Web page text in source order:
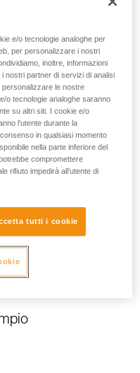
e/o tecnologie analoghe per
per personalizzare i nostri
inoltre, informazioni
i nostri partner di servizi di analisi
personalizzare le nostre
o tecnologie analoghe saranno
su altri siti. I cookie e/o
l’utente durante la
in qualsiasi momento
nella parte inferiore del
compromettere
rifiuto impedirà all’utente di
tutti i cookie